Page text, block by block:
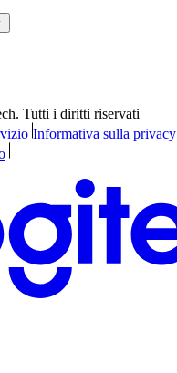
Tutti i diritti riservati
Informativa sulla privacy